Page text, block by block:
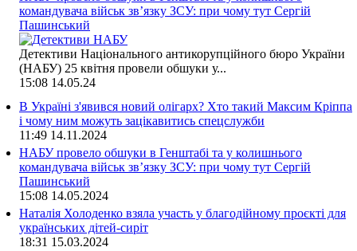
командувача військ зв’язку ЗСУ: при чому тут Сергій
Пашинський
Детективи Національного антикорупційного бюро України
(НАБУ) 25 квітня провели обшуки у...
15:08 14.05.24
В Україні з'явився новий олігарх? Хто такий Максим Кріппа
і чому ним можуть зацікавитись спецслужби
11:49 14.11.2024
НАБУ провело обшуки в Генштабі та у колишнього
командувача військ зв’язку ЗСУ: при чому тут Сергій
Пашинський
15:08 14.05.2024
Наталія Холоденко взяла участь у благодійному проєкті для
українських дітей-сиріт
18:31 15.03.2024